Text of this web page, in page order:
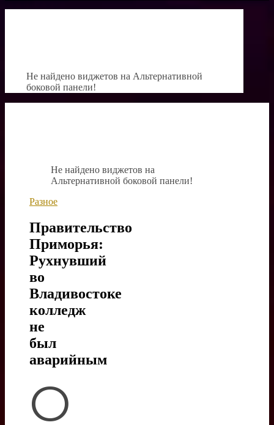
Не найдено виджетов на Альтернативной
боковой панели!
Не найдено виджетов на
Альтернативной боковой панели!
Разное
Правительство
Приморья:
Рухнувший
во
Владивостоке
колледж
не
был
аварийным
О